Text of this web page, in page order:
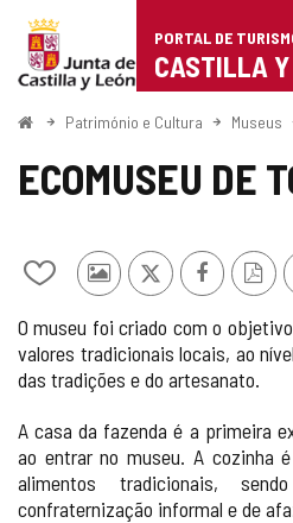
Portal
de
Turismo
de
Castilla
León
PORTAL DE
CASTILLA
ComeçoPatrimónio e Cultura Museus
ECOMUSEU DE
Adicionar
remover
de
meus
Fotos
outros
turistas
x Facebook
O museu foi criado com o
valores tradicionais locais, ao
das tradições e do artesanato.
A casa da fazenda é a primeira
ao entrar no museu. A cozinha
alimentos tradicionais,
confraternização informal e de